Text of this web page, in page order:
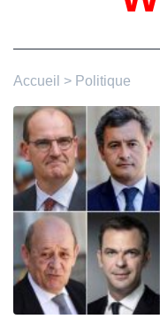
Accueil > Politique